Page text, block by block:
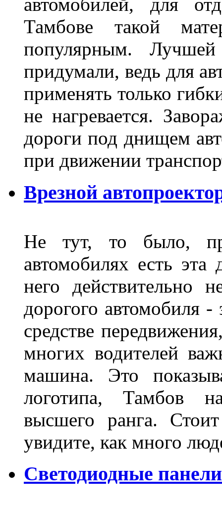
Тамбове такой
популярным.
придумали, ведь для
применять только
не нагревается.
дороги под днищем
при движении
Врезной
Не тут, то было,
автомобилях есть
него действительно
дорогого автомобиля
средстве
многих водителей
машина. Это
логотипа, Тамбов
высшего ранга.
увидите, как много
Светодиодные